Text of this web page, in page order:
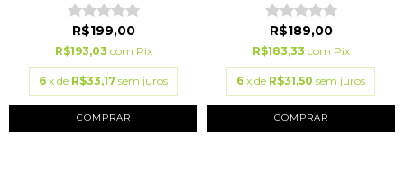
R$199,00
R$193,03 com Pix
6 x de R$33,17 sem juros
COMPRAR
R$189,00
R$183,33 com Pix
6 x de R$31,50 sem juros
COMPRAR